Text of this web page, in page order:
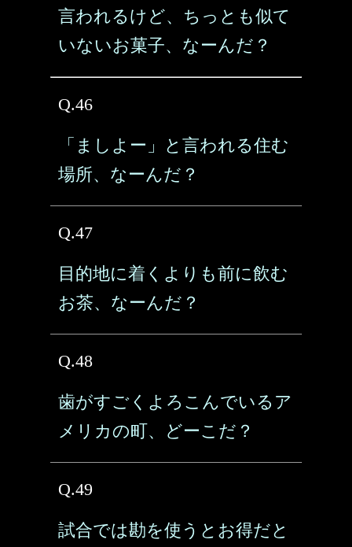
言われるけど、ちっとも似て
いないお菓子、なーんだ？
Q.46
「ましよー」と言われる住む
場所、なーんだ？
Q.47
目的地に着くよりも前に飲む
お茶、なーんだ？
Q.48
歯がすごくよろこんでいるア
メリカの町、どーこだ？
Q.49
試合では勘を使うとお得だと